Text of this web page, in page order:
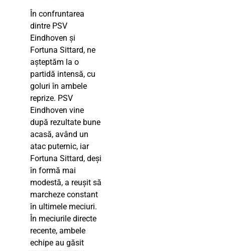
În confruntarea
dintre PSV
Eindhoven și
Fortuna Sittard, ne
așteptăm la o
partidă intensă, cu
goluri în ambele
reprize. PSV
Eindhoven vine
după rezultate bune
acasă, având un
atac puternic, iar
Fortuna Sittard, deși
în formă mai
modestă, a reușit să
marcheze constant
în ultimele meciuri.
În meciurile directe
recente, ambele
echipe au găsit